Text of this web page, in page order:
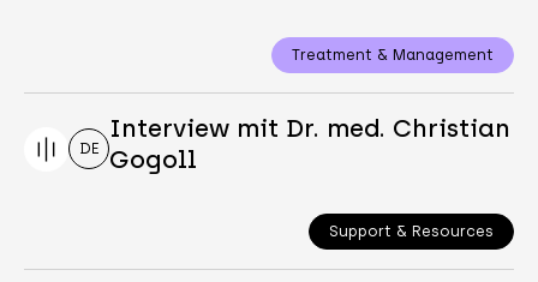
Treatment & Management
DE
Interview mit Dr. med. Christian
Gogoll
Support & Resources